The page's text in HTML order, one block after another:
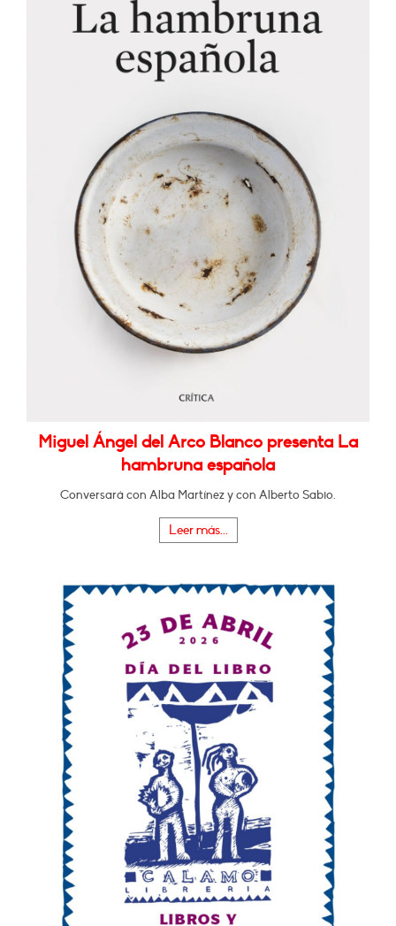
Miguel Ángel del Arco Blanco presenta La
hambruna española
Conversará con Alba Martínez y con Alberto Sabio.
Leer más...